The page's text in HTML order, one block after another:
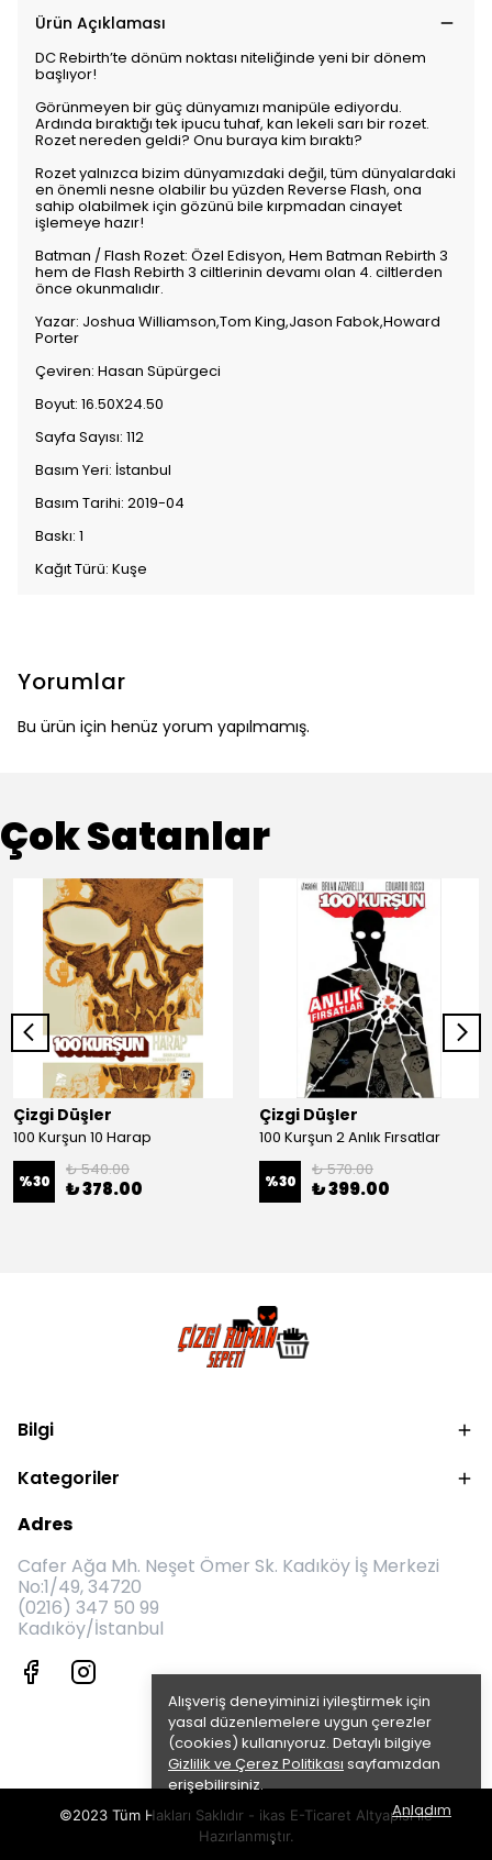
Alışveriş deneyiminizi iyileştirmek için
yasal düzenlemelere uygun çerezler
(cookies) kullanıyoruz. Detaylı bilgiye
Gizlilik ve Çerez Politikası sayfamızdan
erişebilirsiniz.
Anladım
Ürün Açıklaması
DC Rebirth’te dönüm noktası niteliğinde yeni bir dönem
başlıyor!
Görünmeyen bir güç dünyamızı manipüle ediyordu.
Ardında bıraktığı tek ipucu tuhaf, kan lekeli sarı bir rozet.
Rozet nereden geldi? Onu buraya kim bıraktı?
Rozet yalnızca bizim dünyamızdaki değil, tüm dünyalardaki
en önemli nesne olabilir bu yüzden Reverse Flash, ona
sahip olabilmek için gözünü bile kırpmadan cinayet
işlemeye hazır!
Batman / Flash Rozet: Özel Edisyon, Hem Batman Rebirth 3
hem de Flash Rebirth 3 ciltlerinin devamı olan 4. ciltlerden
önce okunmalıdır.
Yazar: Joshua Williamson,Tom King,Jason Fabok,Howard
Porter
Çeviren: Hasan Süpürgeci
Boyut: 16.50X24.50
Sayfa Sayısı: 112
Basım Yeri: İstanbul
Basım Tarihi: 2019-04
Baskı: 1
Kağıt Türü: Kuşe
Yorumlar
Bu ürün için henüz yorum yapılmamış.
Çok Satanlar
Çizgi Düşler
100 Kurşun 10 Harap
%30
₺ 540.00
₺ 378.00
Çizgi Düşler
100 Kurşun 2 Anlık Fırsatlar
%30
₺ 570.00
₺ 399.00
Bilgi
Kategoriler
Adres
Cafer Ağa Mh. Neşet Ömer Sk. Kadıköy İş Merkezi
No:1/49, 34720
(0216) 347 50 99
Kadıköy/İstanbul
©2023 Tüm Hakları Saklıdır - ikas E-Ticaret Altyapısı ile
Hazırlanmıştır.